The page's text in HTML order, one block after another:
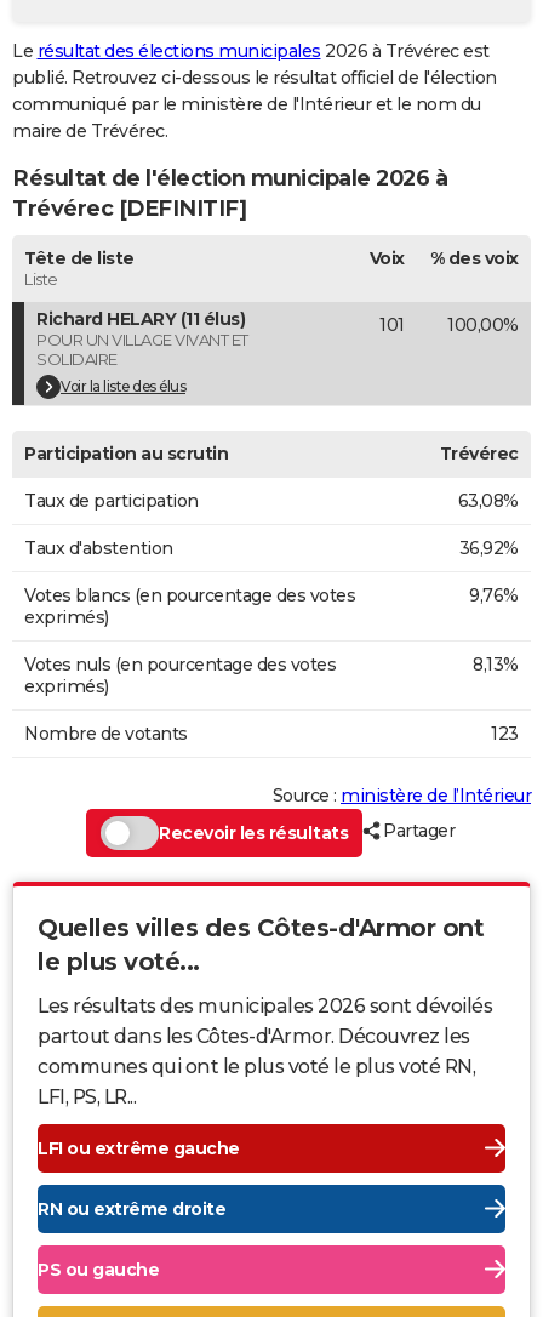
GUIDES D'ACHAT
BONS PLANS
CARTE DE VOEUX
Carte de Noël
Carte Bonne année
Carte Saint-Valentin
Carte Pâques
Carte d'anniversaire
DICTIONNAIRE
Dictionnaire
Biographies
Citations
Expressions
Proverbes
PROGRAMME TV
COPAINS D'AVANT
S'inscrire
Se connecter
Lycées
Collèges
Primaires
Universités
Entreprises
Service militaire
Avis de recherche
AVIS DE DÉCÈS
Bricolage
Lifestyle
Culture
Sport
Auto
Television
Voyage
Cinema
Le résultat des élections municipales 2026 à Trévérec est
publié. Retrouvez ci-dessous le résultat officiel de l'élection
communiqué par le ministère de l'Intérieur et le nom du
maire de Trévérec.
Résultat de l'élection municipale 2026 à
Trévérec [DEFINITIF]
Tête de liste
Liste
Voix % des voix
Richard HELARY (11 élus)
POUR UN VILLAGE VIVANT ET
SOLIDAIRE
Voir la liste des élus
101 100,00%
Participation au scrutin Trévérec
Taux de participation 63,08%
Taux d'abstention 36,92%
Votes blancs (en pourcentage des votes
exprimés)
9,76%
Votes nuls (en pourcentage des votes
exprimés)
8,13%
Nombre de votants 123
Source : ministère de l’Intérieur
Recevoir les résultats
Partager
Quelles villes des Côtes-d'Armor ont
le plus voté...
Les résultats des municipales 2026 sont dévoilés
partout dans les Côtes-d'Armor. Découvrez les
communes qui ont le plus voté le plus voté RN,
LFI, PS, LR...
LFI ou extrême gauche
RN ou extrême droite
PS ou gauche